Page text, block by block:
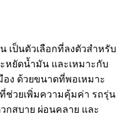
น เป็นตัวเลือกที่ลงตัวสำหรับ
หยัดน้ำมัน และเหมาะกับ
อง ด้วยขนาดที่พอเหมาะ
ช่วยเพิ่มความคุ้มค่า รถรุ่น
กสบาย ผ่อนคลาย และ